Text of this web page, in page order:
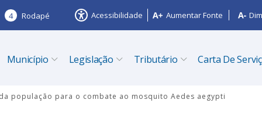
4 Rodapé Acessibilidade Aumentar Fonte
Município Legislação Tributário Carta De
população para o combate ao mosquito Aedes aegypti